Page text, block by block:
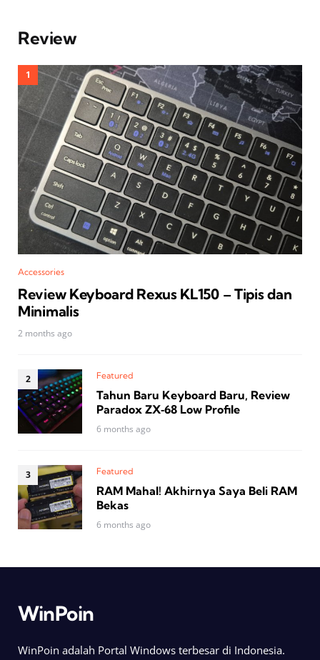
Review
Accessories
Review Keyboard Rexus KL150 – Tipis dan
Minimalis
2 months ago
Featured
Tahun Baru Keyboard Baru, Review
Paradox ZX‑68 Low Profile
6 months ago
Featured
RAM Mahal! Akhirnya Saya Beli RAM
Bekas
6 months ago
WinPoin
WinPoin adalah Portal Windows terbesar di Indonesia.